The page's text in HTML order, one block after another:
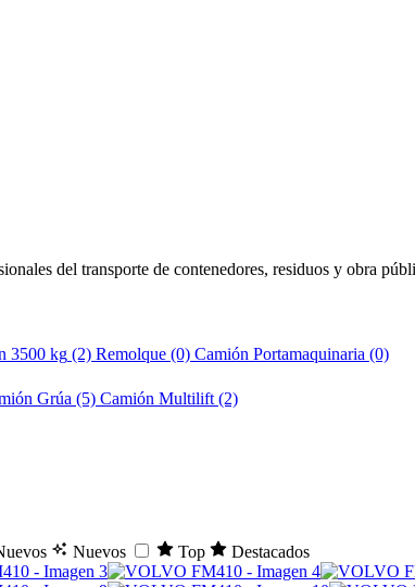
del transporte de contenedores, residuos y obra
3500 kg (2) Remolque (0) Camión Portamaquinaria (0)
Grúa (5) Camión Multilift (2)
Nuevos Top Destacados